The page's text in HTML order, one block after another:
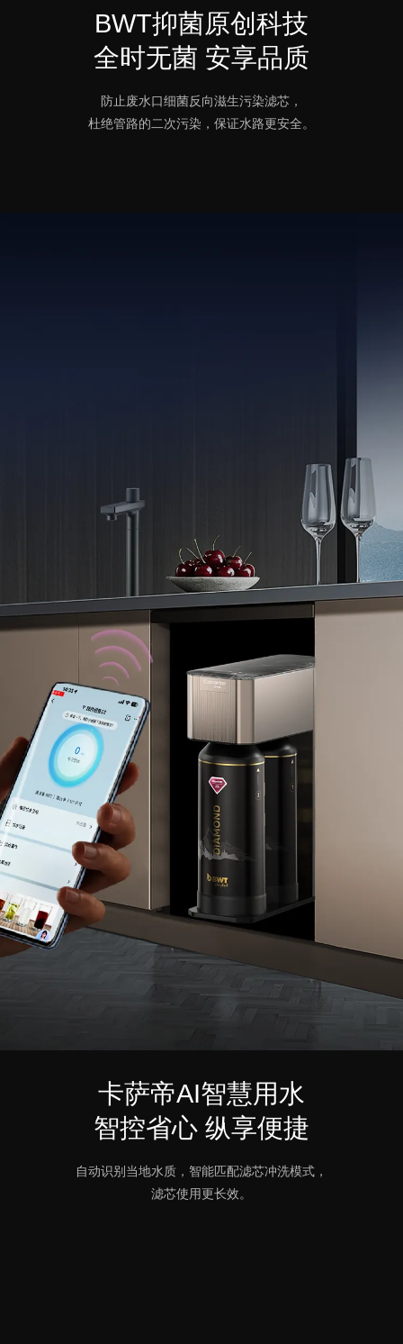
BWT抑菌原创科技
全时无菌 安享品质
防止废水口细菌反向滋生污染滤芯，
杜绝管路的二次污染，保证水路更安全。
卡萨帝AI智慧用水
智控省心 纵享便捷
自动识别当地水质，智能匹配滤芯冲洗模式，
滤芯使用更长效。